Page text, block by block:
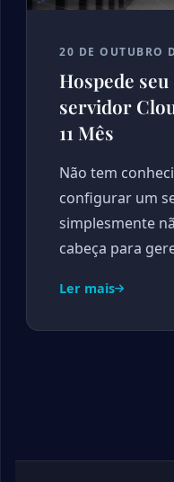
20 DE OUTUBRO
Hospede
servidor
11 Mês
Não tem
configurar um
simplesmente
cabeça para
Ler mais